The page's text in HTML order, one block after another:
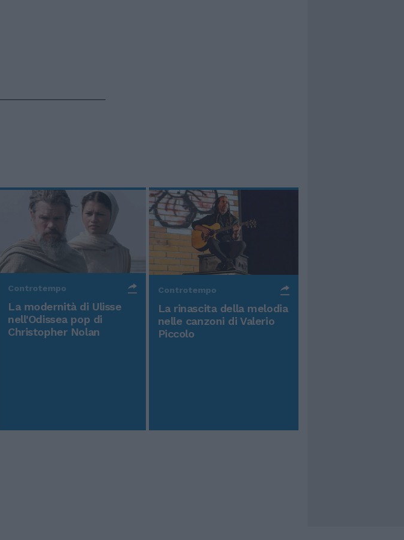
Controtempo
La modernità di Ulisse
nell'Odissea pop di
Christopher Nolan
Controtempo
La rinascita della melodia
nelle canzoni di Valerio
Piccolo